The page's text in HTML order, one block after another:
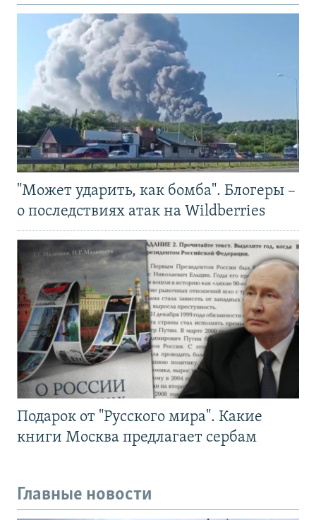
"Может ударить, как бомба". Блогеры –
о последствиях атак на Wildberries
Подарок от "Русского мира". Какие
книги Москва предлагает сербам
Главные новости